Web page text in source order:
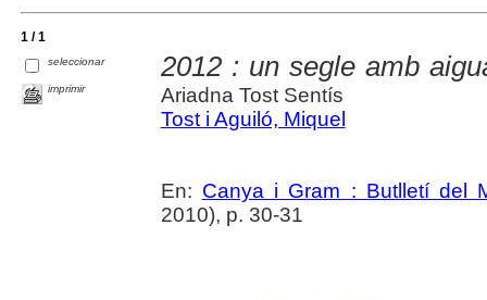
1 / 1
seleccionar
imprimir
2012 : un segle amb
Ariadna Tost Sentís
Tost i Aguiló, Miquel
En: Canya i Gram : Butlletí del
2010), p. 30-31